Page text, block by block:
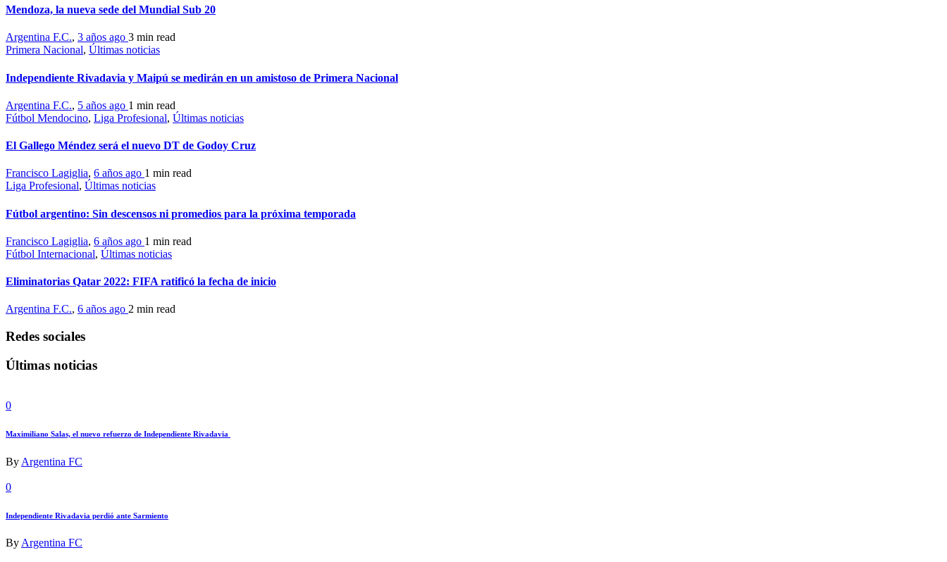
Mendoza, la nueva sede del Mundial Sub 20
Argentina F.C., 3 años ago 3 min read
Primera Nacional, Últimas noticias
Independiente Rivadavia y Maipú se medirán en un amistoso de Primera Nacional
Argentina F.C., 5 años ago 1 min read
Fútbol Mendocino, Liga Profesional, Últimas noticias
El Gallego Méndez será el nuevo DT de Godoy Cruz
Francisco Lagiglia, 6 años ago 1 min read
Liga Profesional, Últimas noticias
Fútbol argentino: Sin descensos ni promedios para la próxima temporada
Francisco Lagiglia, 6 años ago 1 min read
Fútbol Internacional, Últimas noticias
Eliminatorias Qatar 2022: FIFA ratificó la fecha de inicio
Argentina F.C., 6 años ago 2 min read
Redes sociales
Últimas noticias
0
Maximiliano Salas, el nuevo refuerzo de Independiente Rivadavia
By Argentina FC
0
Independiente Rivadavia perdió ante Sarmiento
ByArgentina FC